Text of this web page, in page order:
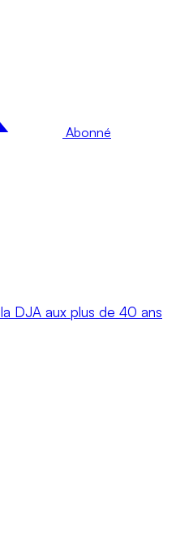
Abonné
DJA aux plus de 40 ans